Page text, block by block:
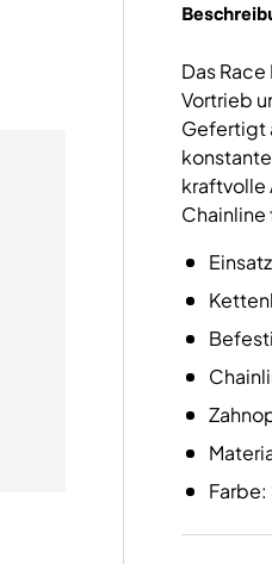
Das
Vortrieb
Gefertigt
kraftvolle
Chainline
Farbe: